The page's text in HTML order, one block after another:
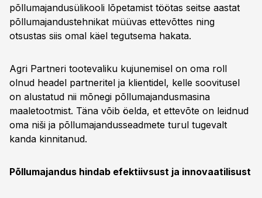
põllumajandusülikooli lõpetamist töötas seitse aastat
põllumajandustehnikat müüvas ettevõttes ning
otsustas siis omal käel tegutsema hakata.
Agri Partneri tootevaliku kujunemisel on oma roll
olnud headel partneritel ja klientidel, kelle soovitusel
on alustatud nii mõnegi põllumajandusmasina
maaletootmist. Täna võib öelda, et ettevõte on leidnud
oma niši ja põllumajandusseadmete turul tugevalt
kanda kinnitanud.
Põllumajandus hindab efektiivsust ja innovaatilisust